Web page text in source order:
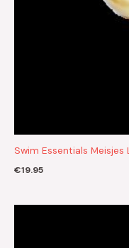
Swim Essentials
€19.95